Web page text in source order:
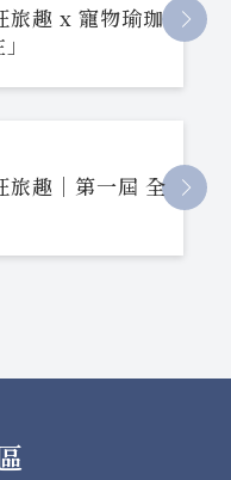
旅趣 x 寵物瑜珈
旅趣｜第一屆 全